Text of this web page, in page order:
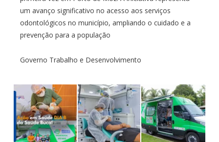
um avanço significativo no acesso aos serviços
odontológicos no município, ampliando o cuidado e a
prevenção para a população
Governo Trabalho e Desenvolvimento